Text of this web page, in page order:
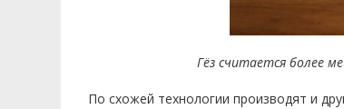
Гёз считается более
По схожей технологии производят и